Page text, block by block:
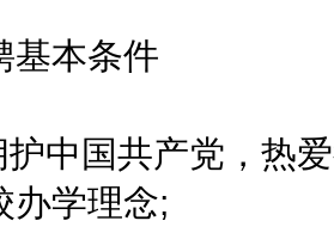
本条件
国共产党，热爱
办学理念;